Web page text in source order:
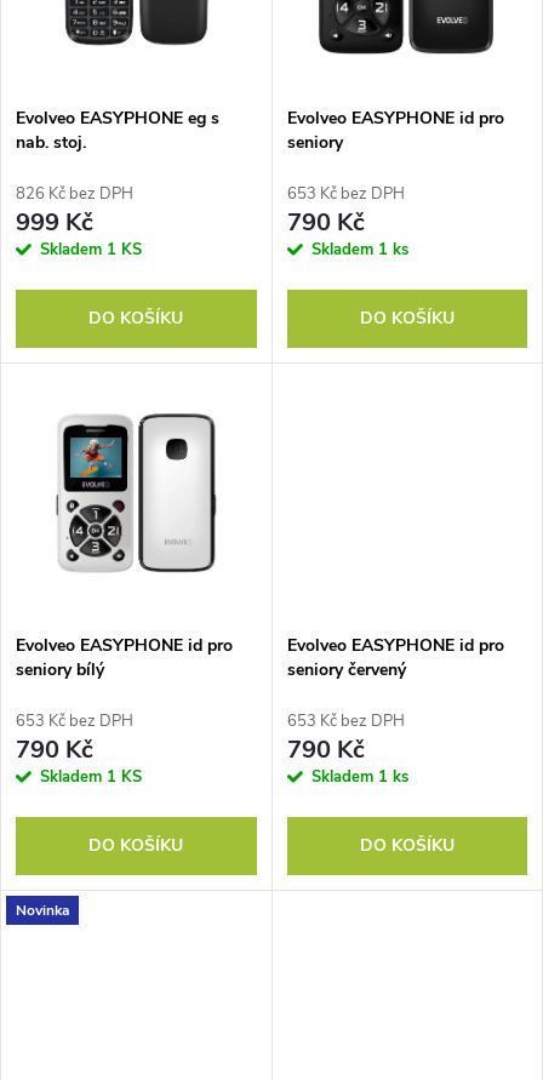
p
r
o
u
s
p
r
o
d
Evolveo EASYPHONE eg s
nab. stoj.
826 Kč bez DPH
999 Kč
Skladem 1 KS
DO KOŠÍKU
Evolveo EASYPHONE id pro
seniory
653 Kč bez DPH
790 Kč
Skladem 1 ks
DO KOŠÍKU
Evolveo EASYPHONE id pro
seniory bílý
653 Kč bez DPH
790 Kč
Skladem 1 KS
DO KOŠÍKU
Evolveo EASYPHONE id pro
seniory červený
653 Kč bez DPH
790 Kč
Skladem 1 ks
DO KOŠÍKU
Novinka